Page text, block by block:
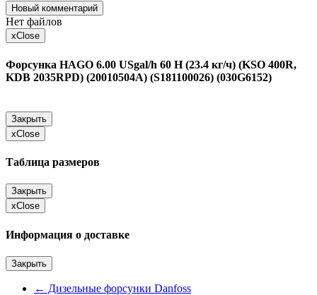
Новый комментарий
Нет файлов
xClose
Форсунка HAGO 6.00 USgal/h 60 H (23.4 кг/ч) (KSO 400R,
KDB 2035RPD) (20010504A) (S181100026) (030G6152)
Закрыть
xClose
Таблица размеров
Закрыть
xClose
Информация о доставке
Закрыть
← Дизельные форсунки Danfoss